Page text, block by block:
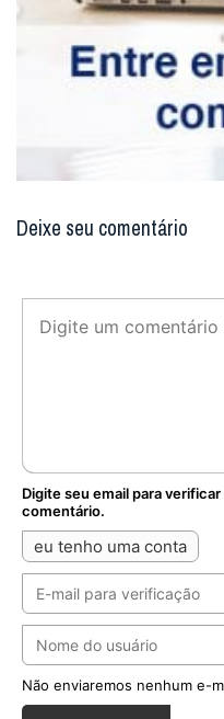
Deixe seu comentário
Digite seu email para verificar
comentário.
eu tenho uma conta
Não enviaremos nenhum e-